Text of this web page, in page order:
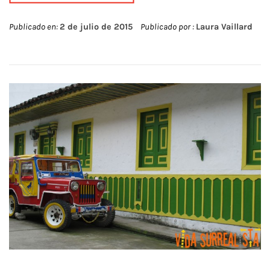
Publicado en:2 de julio de 2015 Publicado por : Laura Vaillard